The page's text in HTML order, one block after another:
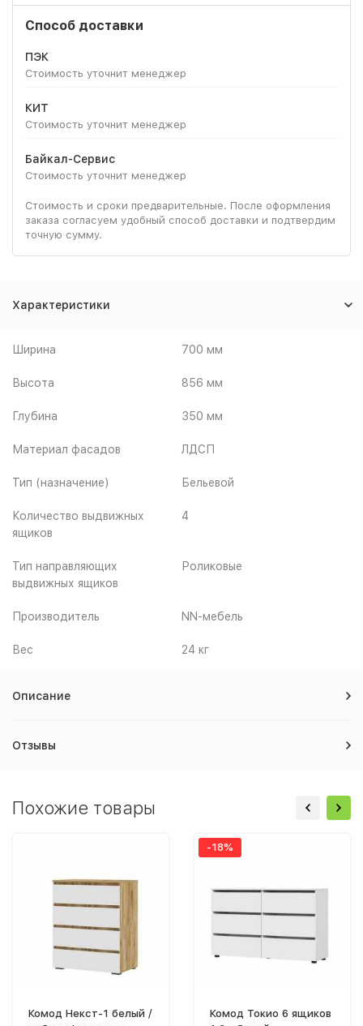
Способ доставки
ПЭК
Стоимость уточнит менеджер
КИТ
Стоимость уточнит менеджер
Байкал-Сервис
Стоимость уточнит менеджер
Стоимость и сроки предварительные. После оформления
заказа согласуем удобный способ доставки и подтвердим
точную сумму.
Характеристики
Ширина 700 мм
Высота 856 мм
Глубина 350 мм
Материал фасадов ЛДСП
Тип (назначение) Бельевой
Количество выдвижных
ящиков
4
Тип направляющих
выдвижных ящиков
Роликовые
Производитель NN-мебель
Вес 24 кг
Описание
Отзывы
Похожие товары
Комод Некст-1 белый /
-18%
Комод Токио 6 ящиков